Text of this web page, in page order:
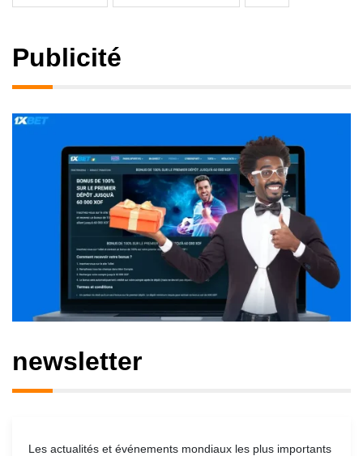
Publicité
newsletter
Les actualités et événements mondiaux les plus importants